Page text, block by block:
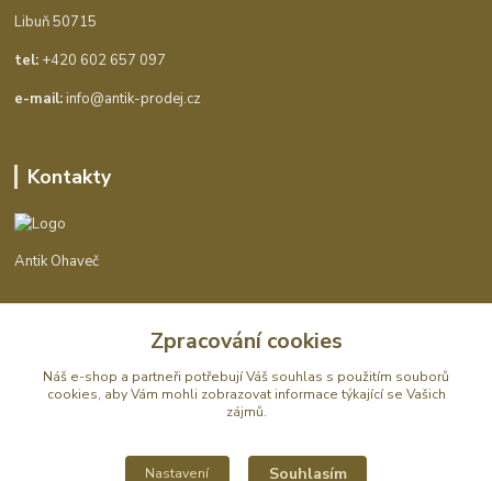
Libuň 50715
tel: +420 602 657 097
e-mail:info@antik-prodej.cz
Kontakty
Antik Ohaveč
info@antik-prodej.cz
Zpracování cookies
Náš e-shop a partneři potřebují Váš souhlas s použitím souborů
cookies, aby Vám mohli zobrazovat informace týkající se Vašich
zájmů.
Nastavení Souhlasím